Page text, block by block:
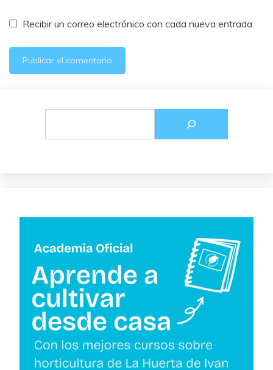
Recibir un correo electrónico con cada nueva entrada.